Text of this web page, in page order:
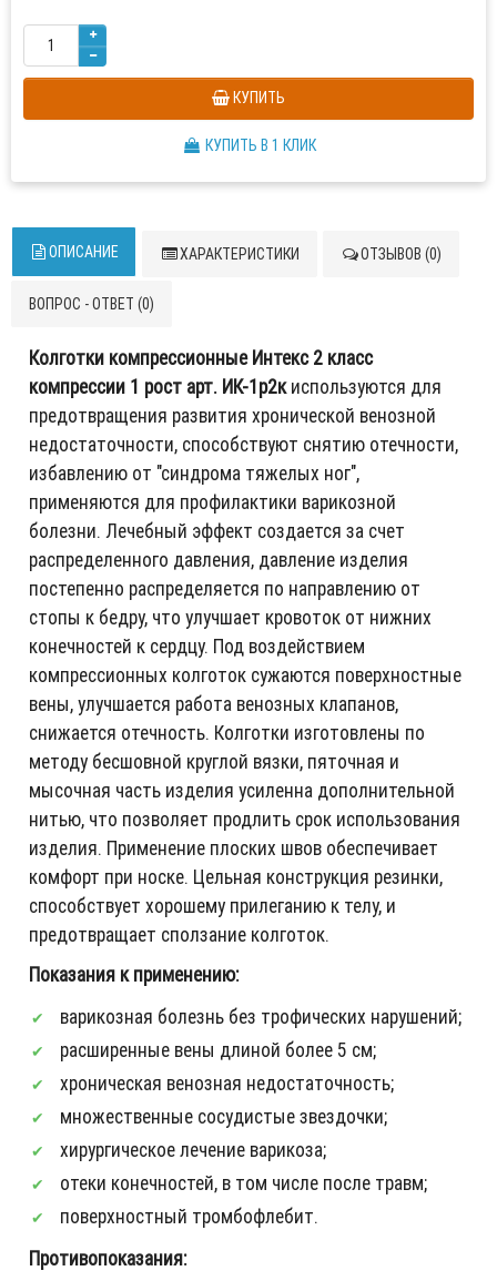
КУПИТЬ
КУПИТЬ В 1 КЛИК
ОПИСАНИЕ ХАРАКТЕРИСТИКИ ОТЗЫВОВ (0)
ВОПРОС - ОТВЕТ (0)
Колготки компрессионные Интекс 2 класс
компрессии 1 рост арт. ИК-1р2киспользуются для
предотвращения развития хронической венозной
недостаточности, способствуют снятию отечности,
избавлению от "синдрома тяжелых ног",
применяются для профилактики варикозной
болезни. Лечебный эффект создается за счет
распределенного давления, давление изделия
постепенно распределяется по направлению от
стопы к бедру, что улучшает кровоток от нижних
конечностей к сердцу. Под воздействием
компрессионных колготок сужаются поверхностные
вены, улучшается работа венозных клапанов,
снижается отечность. Колготки изготовлены по
методу бесшовной круглой вязки, пяточная и
мысочная часть изделия усиленна дополнительной
нитью, что позволяет продлить срок использования
изделия. Применение плоских швов обеспечивает
комфорт при носке. Цельная конструкция резинки,
способствует хорошему прилеганию к телу, и
предотвращает сползание колготок.
Показания к применению:
варикозная болезнь без трофических нарушений;
расширенные вены длиной более 5 см;
хроническая венозная недостаточность;
множественные сосудистые звездочки;
хирургическое лечение варикоза;
отеки конечностей, в том числе после травм;
поверхностный тромбофлебит.
Противопоказания: